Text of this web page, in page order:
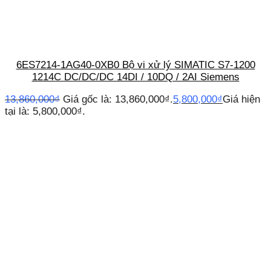
6ES7214-1AG40-0XB0 Bộ vi xử lý SIMATIC S7-1200
1214C DC/DC/DC 14DI / 10DQ / 2AI Siemens
13,860,000₫ Giá gốc là: 13,860,000₫.5,800,000₫Giá hiện
tại là: 5,800,000₫.